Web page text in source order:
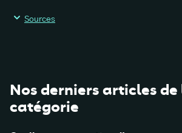
Sources
Nos derniers articles de
catégorie